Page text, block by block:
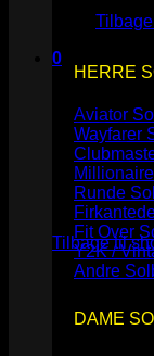
0
Kurv
Ingen varer
Tilbage til
HERRE
Aviator
Wayfarer
Runde
Fit Over
Y2K /
Andre
DAME